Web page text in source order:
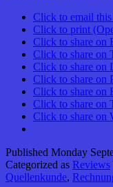
Click to email
Click to print
Click to share on
Click to share on
Click to share on
Click to share on
Click to share on
Click to share on
Click to share on
Published Monday
Categorized as Reviews
Quellenkunde,